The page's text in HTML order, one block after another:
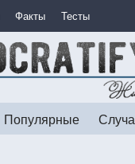
Факты Тесты
Популярные